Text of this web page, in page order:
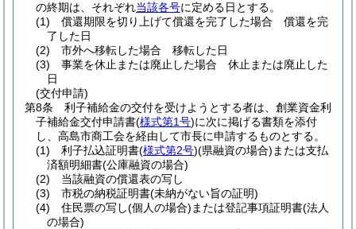
の終期は、それぞれ当該各号に定める日とする。
(1)
償還期限を切り上げて償還を完了した場合 償還を完
了した日
(2)
市外へ移転した場合 移転した日
(3)
事業を休止または廃止した場合 休止または廃止した
日
(交付申請)
第8条
利子補給金の交付を受けようとする者は、創業資金利
子補給金交付申請書(様式第1号)に次に掲げる書類を添付
し、高島市商工会を経由して市長に申請するものとする。
(1)
利子払込証明書(様式第2号)(県融資の場合) または支払
済額明細書(公庫融資の場合)
(2)
当該融資の償還表の写し
(3)
市税の納税証明書(未納がない旨の証明)
(4)
住民票の写し(個人の場合) または登記事項証明書(法人
の場合)